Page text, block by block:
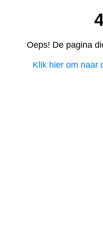
Oeps! De pagina
Klik hier om naar